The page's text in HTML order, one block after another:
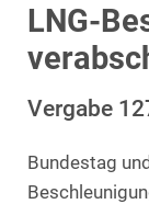
LNG-
Vergabe
Bundestag